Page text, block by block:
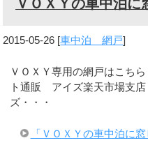
ＶＯＸＹの車中泊
2015-05-26 [車中泊 網戸]
ＶＯＸＹ専用の網戸はこち
ト通販 アイズ楽天市場支
ズ・・・
「ＶＯＸＹの車中泊に